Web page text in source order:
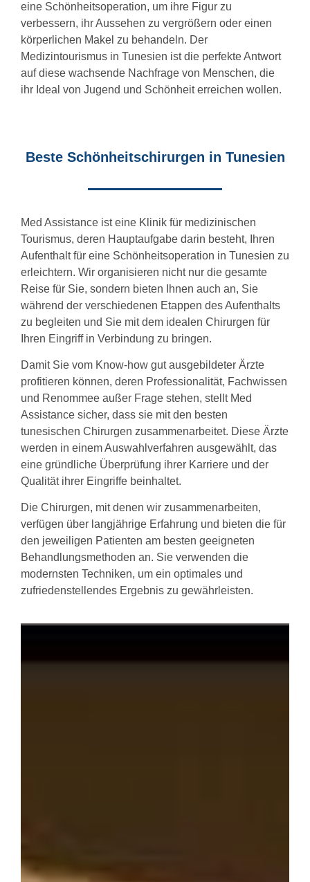
eine Schönheitsoperation, um ihre Figur zu
verbessern, ihr Aussehen zu vergrößern oder einen
körperlichen Makel zu behandeln. Der
Medizintourismus in Tunesien ist die perfekte Antwort
auf diese wachsende Nachfrage von Menschen, die
ihr Ideal von Jugend und Schönheit erreichen wollen.
Beste Schönheitschirurgen in Tunesien
Med Assistance ist eine Klinik für medizinischen
Tourismus, deren Hauptaufgabe darin besteht, Ihren
Aufenthalt für eine Schönheitsoperation in Tunesien zu
erleichtern. Wir organisieren nicht nur die gesamte
Reise für Sie, sondern bieten Ihnen auch an, Sie
während der verschiedenen Etappen des Aufenthalts
zu begleiten und Sie mit dem idealen Chirurgen für
Ihren Eingriff in Verbindung zu bringen.
Damit Sie vom Know-how gut ausgebildeter Ärzte
profitieren können, deren Professionalität, Fachwissen
und Renommee außer Frage stehen, stellt Med
Assistance sicher, dass sie mit den besten
tunesischen Chirurgen zusammenarbeitet. Diese Ärzte
werden in einem Auswahlverfahren ausgewählt, das
eine gründliche Überprüfung ihrer Karriere und der
Qualität ihrer Eingriffe beinhaltet.
Die Chirurgen, mit denen wir zusammenarbeiten,
verfügen über langjährige Erfahrung und bieten die für
den jeweiligen Patienten am besten geeigneten
Behandlungsmethoden an. Sie verwenden die
modernsten Techniken, um ein optimales und
zufriedenstellendes Ergebnis zu gewährleisten.